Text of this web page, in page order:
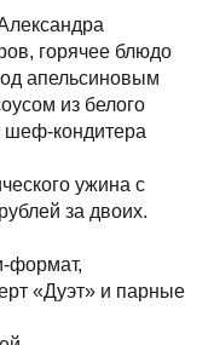
горячее блюдо
апельсиновым
из белого
шеф-кондитера
ужина с
за двоих.
формат,
«Дуэт» и парные